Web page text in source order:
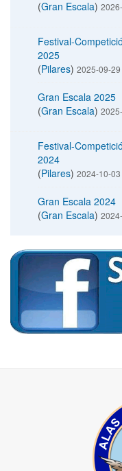
(Gran Escala)
Festival-
2025
(Pilares) 2025-09-29
Gran Escala 2025
(Gran Escala)
Festival-
2024
(Pilares) 2024-10-03
Gran Escala 2024
(Gran Escala)